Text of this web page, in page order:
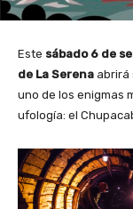
Este sábado 6 de
de La Serena abrirá
uno de los enigmas
ufología: el